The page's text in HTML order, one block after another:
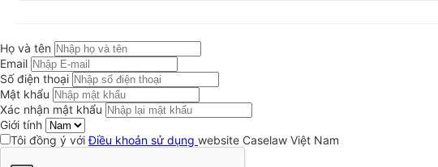
Họ và tên
Email
Số điện thoại
Mật khẩu
Xác nhận mật khẩu
Giới tính
Tôi đồng ý vớiĐiều khoản sử dụng website Caselaw Việt Nam